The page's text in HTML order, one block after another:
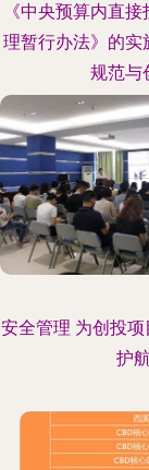
《中央预算内直
理暂行办法》的实
规范与
安全管理 为创投
护